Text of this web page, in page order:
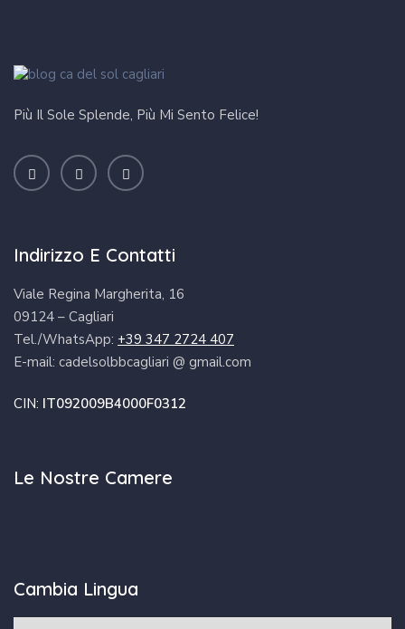
Più Il Sole Splende, Più Mi Sento Felice!
Indirizzo E Contatti
Viale Regina Margherita, 16
09124 – Cagliari
Tel./WhatsApp: +39 347 2724 407
E-mail: cadelsolbbcagliari @ gmail.com
CIN: IT092009B4000F0312
Le Nostre Camere
Cambia Lingua